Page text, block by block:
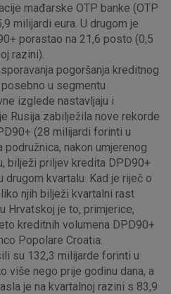
mađarske OTP banke (OTP
milijardi eura. U drugom je
porastao na 21,6 posto (0,5
razini).
pogoršanja kreditnog
u segmentu
izglede nastavljaju i
Rusija zabilježila nove rekorde
(28 milijardi forinti u
podružnica, nakon umjerenog
bilježi priljev kredita DPD90+
kvartalu. Kad je riječ o
njih bilježi kvartalni rast
Hrvatskoj je to, primjerice,
kreditnih volumena DPD90+
Popolare Croatia.
su 132,3 milijarde forinti u
više nego prije godinu dana, a
je na kvartalnoj razini s 83,9